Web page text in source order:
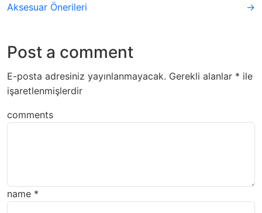
Aksesuar Önerileri
→
Post a comment
E-posta adresiniz yayınlanmayacak. Gerekli alanlar * ile
işaretlenmişlerdir
comments
name *